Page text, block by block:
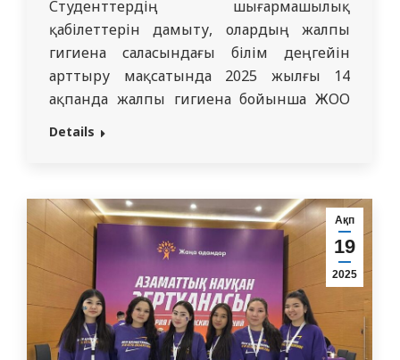
Студенттердің шығармашылық
қабілеттерін дамыту, олардың жалпы
гигиена саласындағы білім деңгейін
арттыру мақсатында 2025 жылғы 14
ақпанда жалпы гигиена бойынша ЖОО
ішіндегі Олимпиада өтті. Аталған іс-
денсаулық”мамандықтарының
студенттері қатысты. Олимпиадаға екі
тур кірді: бірінші тур – Google form
платформасы арқылы өткізілген тестілеу.
Бірінші турдың нәтижелері бойынша 3
команда құрылды (“Гигиена”,…
Details
Ақп
19
2025